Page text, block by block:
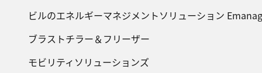
ビルのエネルギーマネジメントソリューション
ブラストチラー＆フリーザー
モビリティソリューションズ